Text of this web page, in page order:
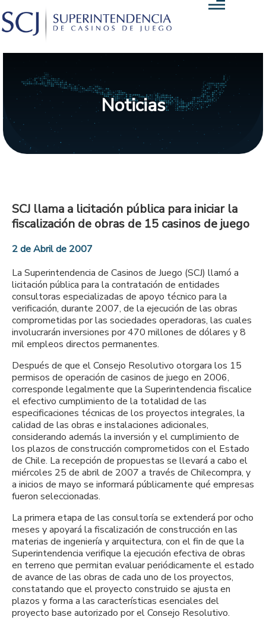
Noticias
SCJ llama a licitación pública para iniciar la
fiscalización de obras de 15 casinos de juego
2 de Abril de 2007
La Superintendencia de Casinos de Juego (SCJ) llamó a
licitación pública para la contratación de entidades
consultoras especializadas de apoyo técnico para la
verificación, durante 2007, de la ejecución de las obras
comprometidas por las sociedades operadoras, las cuales
involucrarán inversiones por 470 millones de dólares y 8
mil empleos directos permanentes.
Después de que el Consejo Resolutivo otorgara los 15
permisos de operación de casinos de juego en 2006,
corresponde legalmente que la Superintendencia fiscalice
el efectivo cumplimiento de la totalidad de las
especificaciones técnicas de los proyectos integrales, la
calidad de las obras e instalaciones adicionales,
considerando además la inversión y el cumplimiento de
los plazos de construcción comprometidos con el Estado
de Chile. La recepción de propuestas se llevará a cabo el
miércoles 25 de abril de 2007 a través de Chilecompra, y
a inicios de mayo se informará públicamente qué empresas
fueron seleccionadas.
La primera etapa de las consultoría se extenderá por ocho
meses y apoyará la fiscalización de construcción en las
materias de ingeniería y arquitectura, con el fin de que la
Superintendencia verifique la ejecución efectiva de obras
en terreno que permitan evaluar periódicamente el estado
de avance de las obras de cada uno de los proyectos,
constatando que el proyecto construido se ajusta en
plazos y forma a las características esenciales del
proyecto base autorizado por el Consejo Resolutivo.